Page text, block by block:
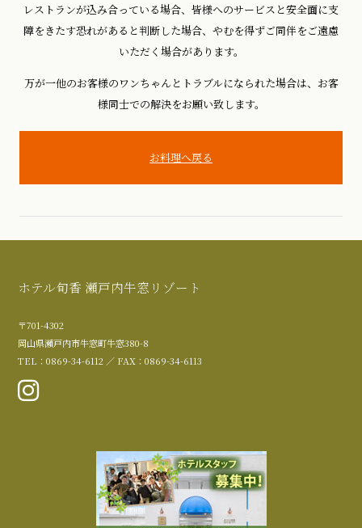
レストランが込み合っている場合、皆様へのサービスと安全面に支
障をきたす恐れがあると判断した場合、やむを得ずご同伴をご遠慮
いただく場合があります。
万が一他のお客様のワンちゃんとトラブルになられた場合は、お客
様同士での解決をお願い致します。
お料理へ戻る
ホテル旬香 瀬戸内牛窓リゾート
〒701-4302
岡山県瀬戸内市牛窓町牛窓380-8
TEL：0869-34-6112 ／ FAX：0869-34-6113